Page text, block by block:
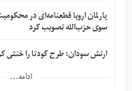
پارلمان اروپا قطعنامه‌ای در
سوی حزب‌الله تصویب کرد
ارتش سودان: طرح کودتا را خنثی
ادامه...